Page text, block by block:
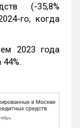
(-35,8%
го, когда
2023 года